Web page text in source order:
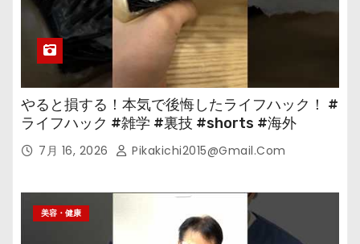
やると損する！本気で後悔したライフハック！ #
ライフハック #雑学 #裏技 #shorts #海外
7月 16, 2026 Pikakichi2015@gmail.com
美容・健康